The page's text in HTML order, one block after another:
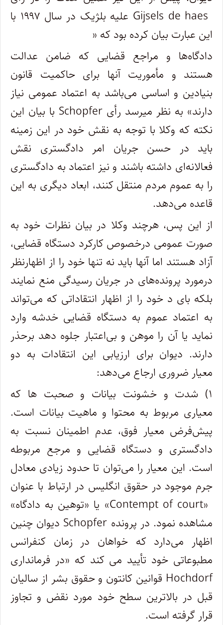
Gijsels de haes
علیه بلژیک در سال ۱۹۹۷ با
این عبارت بیان کرده بود که «
دادگاهها و مراجع قضایی که ضامن عدالت
هستند و مأموریت آنها برای حاکمیت قانون
بنیادین و اساسی میباشد به اعتماد عمومی نیاز
دارند» به نظر میرسد رأی Schopfer با بیان این
نکته که وکلا با توجه به نقش خود در این زمینه
باید در حسن جریان امر دادگستری نقش
فعالانهای داشته باشند و نیز اعتماد به دادگستری
را به عموم مردم منتقل کنند، ابعاد دیگری به این
قاعده میدهد.
از این پس، هرچند وکلا در بیان نظرات خود به
صورت عمومی درخصوص کارکرد دستگاه قضایی،
آزاد هستند اما آنها باید نه تنها خود را از اظهارنظر
درمورد پروندههای در جریان رسیدگی منع نمایند
بلکه بای د خود را از اظهار انتقاداتی که میتواند
به اعتماد عموم به دستگاه قضایی خدشه وارد
نماید یا آن را موهن و بیاعتبار جلوه دهد برحذر
دارند. دیوان برای ارزیابی این انتقادات به دو
معیار ضروری ارجاع میدهد:
۱) شدت و خشونت بیانات و صحبت ها که
معیاری مربوط به محتوا و ماهیت بیانات است.
پیشفرض معیار فوق، عدم اطمینان نسبت به
دادگستری و دستگاه قضایی و مرجع مربوطه
است. این معیار را میتوان تا حدود زیادی معادل
جرم موجود در حقوق انگلیس در ارتباط با عنوان
«Contempt of court» یا «توهین به دادگاه»
مشاهده نمود. در پرونده Schopfer دیوان چنین
اظهار میدارد که خواهان در زمان کنفرانس
مطبوعاتی خود تأیید می کند که «در فرمانداری
Hochdorf قوانین کانتون و حقوق بشر از سالیان
قبل در بالاترین سطح خود مورد نقض و تجاوز
قرار گرفته است.